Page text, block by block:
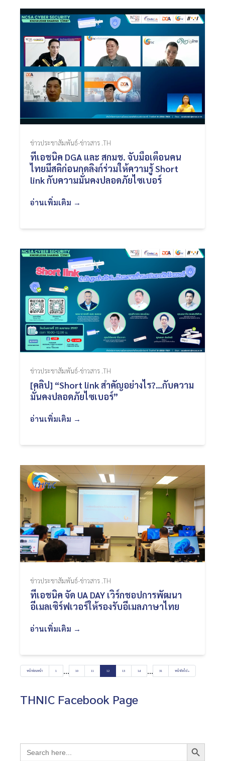
ข่าวประชาสัมพันธ์-ข่าวสาร .TH
ทีเอชนิค DGA และ สกมช. จับมือเตือนคน
ไทยมีสติก่อนกดลิงก์ร่วมให้ความรู้ Short
link กับความมั่นคงปลอดภัยไซเบอร์
อ่านเพิ่มเติม →
ข่าวประชาสัมพันธ์-ข่าวสาร .TH
[คลิป] “Short link สำคัญอย่างไร?…กับความ
มั่นคงปลอดภัยไซเบอร์”
อ่านเพิ่มเติม →
ข่าวประชาสัมพันธ์-ข่าวสาร .TH
ทีเอชนิค จัด UA DAY เวิร์กชอปการพัฒนา
อีเมลเซิร์ฟเวอร์ให้รองรับอีเมลภาษาไทย
อ่านเพิ่มเติม →
หน้าก่อนหน้า 1 … 10 11 12 13 14 … 31 หน้าถัดไป »
THNIC Facebook Page
Search
for:
Search Button